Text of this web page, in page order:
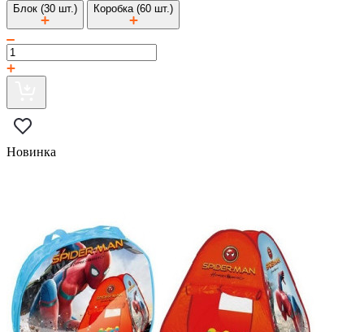
Блок (30 шт.) Коробка (60 шт.)
Новинка